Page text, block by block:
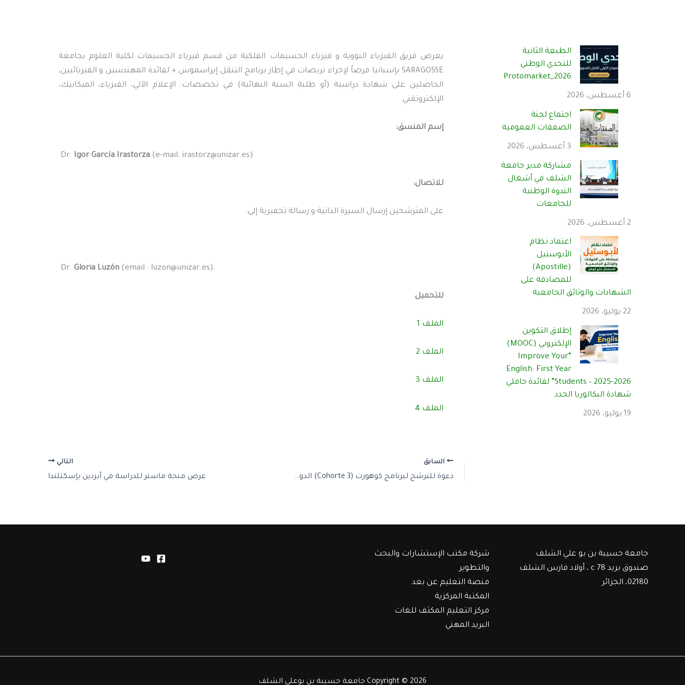
الطبعة الثانية
للتحدي الوطني
Protomarket_2026
6 أغسطس، 2026
اجتماع لجنة
الصفقات العمومية
3 أغسطس، 2026
مشاركة مدير جامعة
الشلف في أشغال
الندوة الوطنية
للجامعات
2 أغسطس، 2026
اعتماد نظام
الأبوستيل
(Apostille)
للمصادقة على
الشهادات والوثائق الجامعية
22 يوليو، 2026
إطلاق التكوين
الإلكتروني (MOOC)
“Improve Your
English: First Year
Students – 2025-2026” لفائدة حاملي
شهادة البكالوريا الجدد
19 يوليو، 2026
يعرض فريق الفيزياء النووية و فيزياء الجسيمات الفلكية من قسم فيزياء الجسيمات لكلية العلوم بجامعة
SARAGOSSE بإسبانيا فرصاً لإجراء تربصات في إطار برنامج التنقل إيراسموس + لفائدة المهندسين و الفيزيائيين،
الحاصلين على شهادة دراسية (أو طلبة السنة النهائية) في تخصصات: الإعلام الآلي، الفيزياء، الميكانيك،
الإلكتروتقني.
إسم المنسق:
Dr. Igor García Irastorza(e-mail: irastorz@unizar.es).
للاتصال:
على المترشحين إرسال السيرة الذاتية و رسالة تحفيزية إلى:
Dr. Gloria Luzón(email : luzon@unizar.es).
للتحميل
الملف 1
الملف 2
الملف 3
الملف 4
السابق
دعوة للترشح لبرنامج كوهورت (Cohorte 3) الدورة الثانية
التالي
عرض منحة ماستر للدراسة في أبردين بإسكتلندا
جامعة حسيبة بن بو علي الشلف
صندوق بريد c 78 ، أولاد فارس الشلف
02180، الجزائر
شركة مكتب الإستشارات والبحث
والتطوير
منصة التعليم عن بعد
المكتبة المركزية
مركز التعليم المكثف للغات
البريد المهني
Copyright © 2026 جامعة حسيبة بن بوعلي الشلف